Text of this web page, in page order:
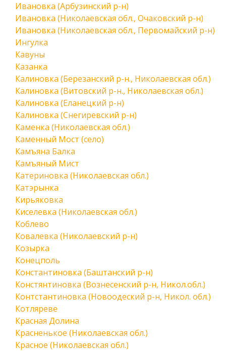
Ивановка (Арбузинский р-н)
Ивановка (Николаевская обл., Очаковский р-н)
Ивановка (Николаевская обл., Первомайский р-н)
Ингулка
Кавуны
Казанка
Калиновка (Березанский р-н., Николаевская обл.)
Калиновка (Витовский р-н., Николаевская обл.)
Калиновка (Еланецкий р-н)
Калиновка (Снегиревский р-н)
Каменка (Николаевская обл.)
Каменный Мост (село)
Камъяна Балка
Камъяный Мист
Катериновка (Николаевская обл.)
Катэрынка
Кирьяковка
Киселевка (Николаевская обл.)
Коблево
Ковалевка (Николаевский р-н)
Козырка
Конецполь
Константиновка (Баштанский р-н)
Констянтиновка (Вознесенский р-н, Никол.обл.)
Контстантиновка (Новоодеский р-н, Никол. обл.)
Котляреве
Красная Долина
Красненькое (Николаевская обл.)
Красное (Николаевская обл.)